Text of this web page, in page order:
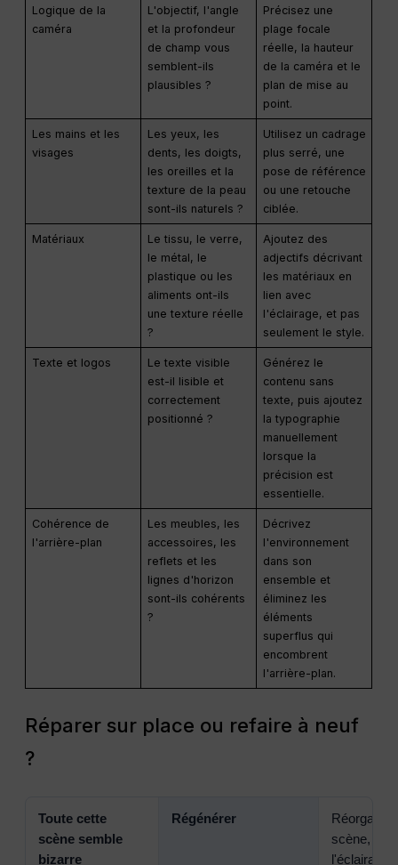
Logique de la
caméra
L'objectif, l'angle
et la profondeur
de champ vous
semblent-ils
plausibles ?
Précisez une
plage focale
réelle, la hauteur
de la caméra et le
plan de mise au
point.
Les mains et les
visages
Les yeux, les
dents, les doigts,
les oreilles et la
texture de la peau
sont-ils naturels ?
Utilisez un cadrage
plus serré, une
pose de référence
ou une retouche
ciblée.
Matériaux
Le tissu, le verre,
le métal, le
plastique ou les
aliments ont-ils
une texture réelle
?
Ajoutez des
adjectifs décrivant
les matériaux en
lien avec
l'éclairage, et pas
seulement le style.
Texte et logos
Le texte visible
est-il lisible et
correctement
positionné ?
Générez le
contenu sans
texte, puis ajoutez
la typographie
manuellement
lorsque la
précision est
essentielle.
Cohérence de
l'arrière-plan
Les meubles, les
accessoires, les
reflets et les
lignes d'horizon
sont-ils cohérents
?
Décrivez
l'environnement
dans son
ensemble et
éliminez les
éléments
superflus qui
encombrent
l'arrière-plan.
Réparer sur place ou refaire à neuf
?
Toute cette
scène semble
bizarre
Régénérer
scène, le
l'éclairage.